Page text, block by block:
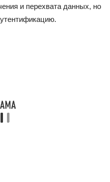
и перехвата данных, но